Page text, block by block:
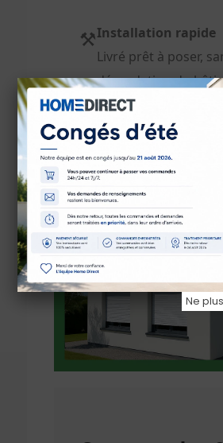
⚒️Installation rapide
Livré prêt à poser,
dégradation du
bricoleur averti ou
pro.
Ne